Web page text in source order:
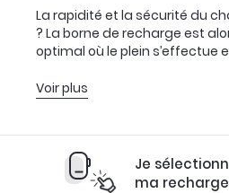
La rapidité et la sécurité du
? La borne de recharge est
optimal où le plein s’effectue
Voir plus
Je
ma recharge